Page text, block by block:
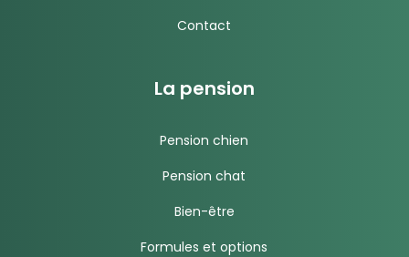
Contact
La pension
Pension chien
Pension chat
Bien-être
Formules et options